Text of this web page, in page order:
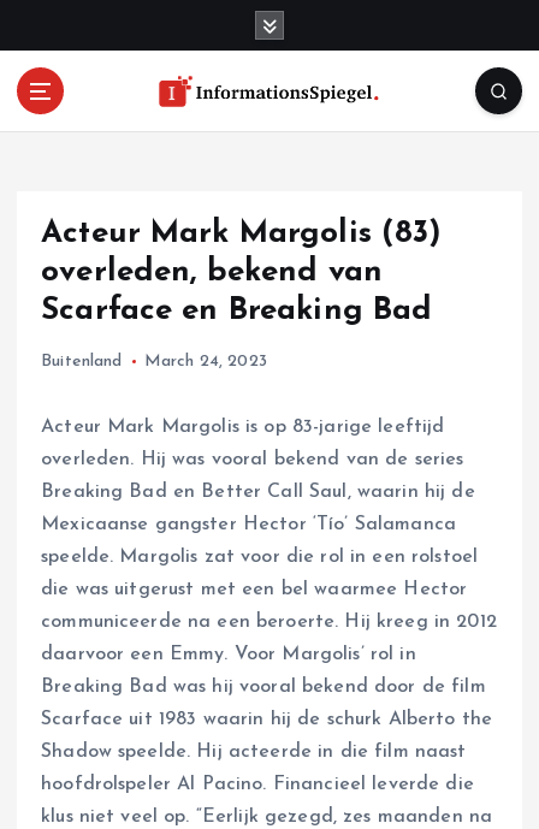
Acteur Mark Margolis (83)
overleden, bekend van
Scarface en Breaking Bad
Buitenland March 24, 2023
Acteur Mark Margolis is op 83-jarige leeftijd
overleden. Hij was vooral bekend van de series
Breaking Bad en Better Call Saul, waarin hij de
Mexicaanse gangster Hector ‘Tío’ Salamanca
speelde. Margolis zat voor die rol in een rolstoel
die was uitgerust met een bel waarmee Hector
communiceerde na een beroerte. Hij kreeg in 2012
daarvoor een Emmy. Voor Margolis’ rol in
Breaking Bad was hij vooral bekend door de film
Scarface uit 1983 waarin hij de schurk Alberto the
Shadow speelde. Hij acteerde in die film naast
hoofdrolspeler Al Pacino. Financieel leverde die
klus niet veel op. “Eerlijk gezegd, zes maanden na